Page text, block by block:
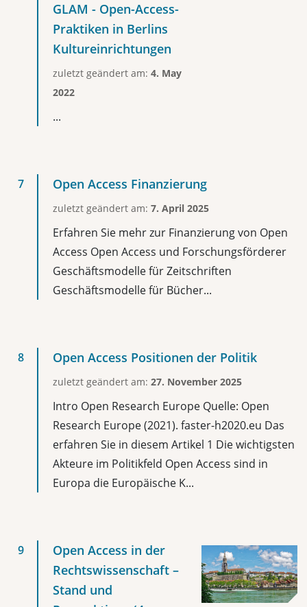
GLAM - Open-Access-
Praktiken in Berlins
Kultureinrichtungen
zuletzt geändert am: 4. May
2022
...
Open Access Finanzierung
zuletzt geändert am: 7. April 2025
Erfahren Sie mehr zur Finanzierung von Open
Access Open Access und Forschungsförderer
Geschäftsmodelle für Zeitschriften
Geschäftsmodelle für Bücher...
Open Access Positionen der Politik
zuletzt geändert am: 27. November 2025
Intro Open Research Europe Quelle: Open
Research Europe (2021). faster-h2020.eu Das
erfahren Sie in diesem Artikel 1 Die wichtigsten
Akteure im Politikfeld Open Access sind in
Europa die Europäische K...
Open Access in der
Rechtswissenschaft –
Stand und